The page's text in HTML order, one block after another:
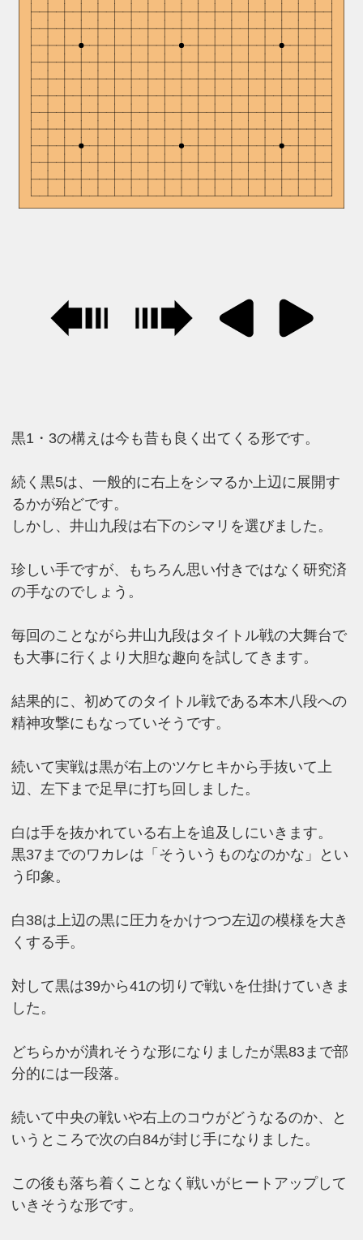
黒1・3の構えは今も昔も良く出てくる形です。
続く黒5は、一般的に右上をシマるか上辺に展開す
るかが殆どです。
しかし、井山九段は右下のシマリを選びました。
珍しい手ですが、もちろん思い付きではなく研究済
の手なのでしょう。
毎回のことながら井山九段はタイトル戦の大舞台で
も大事に行くより大胆な趣向を試してきます。
結果的に、初めてのタイトル戦である本木八段への
精神攻撃にもなっていそうです。
続いて実戦は黒が右上のツケヒキから手抜いて上
辺、左下まで足早に打ち回しました。
白は手を抜かれている右上を追及しにいきます。
黒37までのワカレは「そういうものなのかな」とい
う印象。
白38は上辺の黒に圧力をかけつつ左辺の模様を大き
くする手。
対して黒は39から41の切りで戦いを仕掛けていきま
した。
どちらかが潰れそうな形になりましたが黒83まで部
分的には一段落。
続いて中央の戦いや右上のコウがどうなるのか、と
いうところで次の白84が封じ手になりました。
この後も落ち着くことなく戦いがヒートアップして
いきそうな形です。